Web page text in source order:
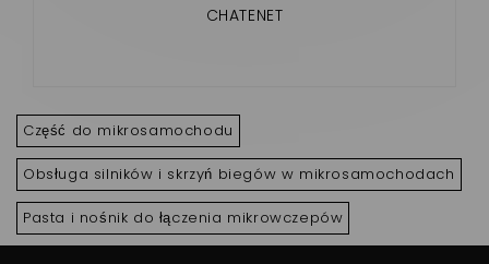
CHATENET
Część do mikrosamochodu
Obsługa silników i skrzyń biegów w mikrosamochodach
Pasta i nośnik do łączenia mikrowczepów